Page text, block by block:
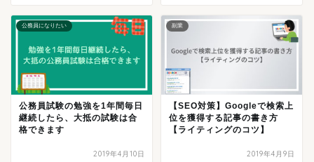
公務員になりたい
公務員試験の勉強を1年間毎日
継続したら、大抵の試験は合
格できます
2019年4月10日
副業
【SEO対策】Googleで検索上
位を獲得する記事の書き方
【ライティングのコツ】
2019年4月9日